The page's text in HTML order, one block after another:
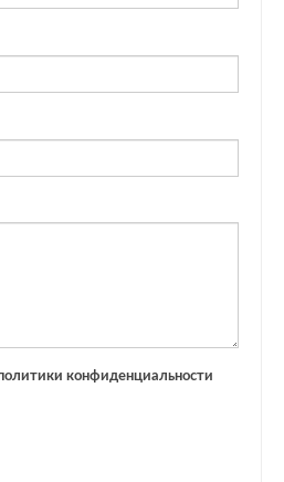
конфиденциальности